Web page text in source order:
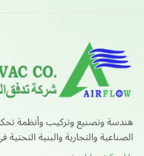
هندسة وتصنيع وتركيب وأنظمة
الصناعية والتجارية والبنية التحتية